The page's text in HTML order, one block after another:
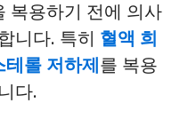
복용하기 전에 의사
니다. 특히 혈액 희
테롤 저하제를 복용
다.